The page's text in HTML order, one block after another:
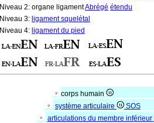
Niveau 2: organe ligamentAbrégé étendu
Niveau 3: ligament squelétal
Niveau 4: ligament du pied
corps humain
système articulaire
SOS
articulations du membre inférieur